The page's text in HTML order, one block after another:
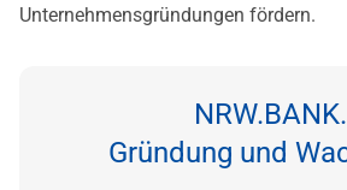
Unternehmensgründungen fördern.
NRW.BANK.
Gründung und